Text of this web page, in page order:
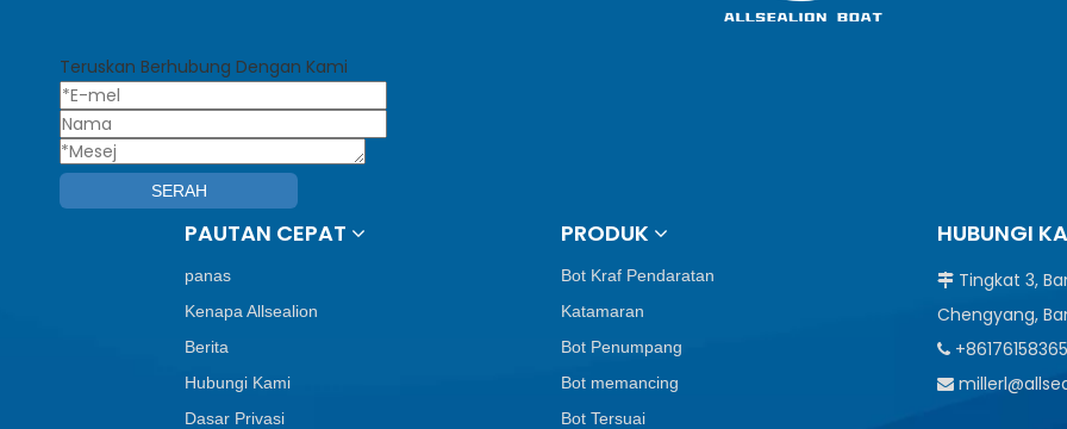
Teruskan Berhubung Dengan Kami
SERAH
PAUTAN CEPAT
panas
Kenapa Allsealion
Berita
Hubungi Kami
Dasar Privasi
PRODUK
Bot Kraf Pendaratan
Katamaran
Bot Penumpang
Bot memancing
Bot Tersuai
HUBUNGI
 Tingkat 3,
Chengyang,

